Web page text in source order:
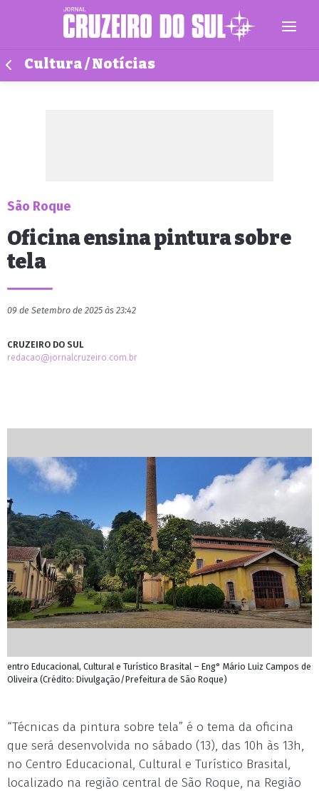
Cultura / Notícias
São Roque
Oficina ensina pintura sobre
tela
09 de Setembro de 2025 às 23:42
CRUZEIRO DO SUL
redacao@jornalcruzeiro.com.br
entro Educacional, Cultural e Turístico Brasital – Eng° Mário Luiz Campos de
Oliveira (Crédito: Divulgação/Prefeitura de São Roque)
“Técnicas da pintura sobre tela” é o tema da oficina
que será desenvolvida no sábado (13), das 10h às 13h,
no Centro Educacional, Cultural e Turístico Brasital,
localizado na região central de São Roque, na Região